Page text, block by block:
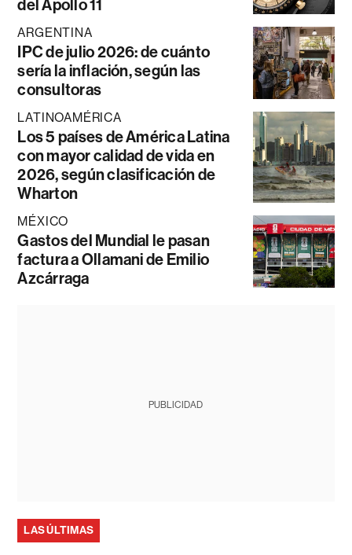
del Apollo 11
ARGENTINA
IPC de julio 2026: de cuánto
sería la inflación, según las
consultoras
LATINOAMÉRICA
Los 5 países de América Latina
con mayor calidad de vida en
2026, según clasificación de
Wharton
MÉXICO
Gastos del Mundial le pasan
factura a Ollamani de Emilio
Azcárraga
PUBLICIDAD
LAS ÚLTIMAS